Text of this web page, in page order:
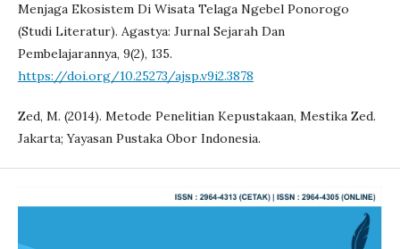
Menjaga Ekosistem Di Wisata Telaga Ngebel Ponorogo
(Studi Literatur). Agastya: Jurnal Sejarah Dan
Pembelajarannya, 9(2), 135.
https://doi.org/10.25273/ajsp.v9i2.3878
Zed, M. (2014). Metode Penelitian Kepustakaan, Mestika Zed.
Jakarta; Yayasan Pustaka Obor Indonesia.